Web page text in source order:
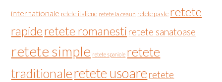
internationale retete italiene retete la ceaun retete paste retete
rapideretete romanesti retete sanatoase
retete simple retete spaniole retete
traditionaleretete usoare retete